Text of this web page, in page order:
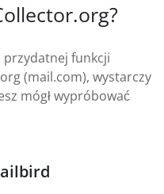
przydatnej funkcji
(mail.com), wystarczy
mógł wypróbować